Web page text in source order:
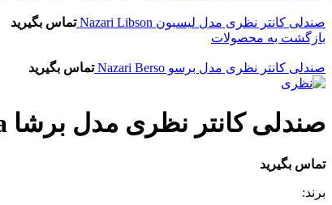
صندلی کانتر نظری مدل لیسبون Nazari Libson
تماس بگیرید
بازگشت به محصولات
صندلی کانتر نظری مدل برسو Nazari Berso تماس بگیرید
صندلی کانتر نظری مدل برشا Nazari Bersha
تماس بگیرید
برند: